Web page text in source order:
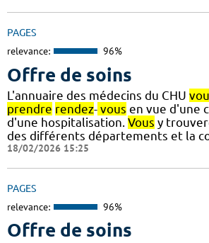
PAGES
relevance: 96%
Offre de soins
L'annuaire des médecins du CHU
prendre rendez- vous en vue d'une
d'une hospitalisation. Vous y
des différents départements et la
18/02/2026 15:25
PAGES
relevance: 96%
Offre de soins